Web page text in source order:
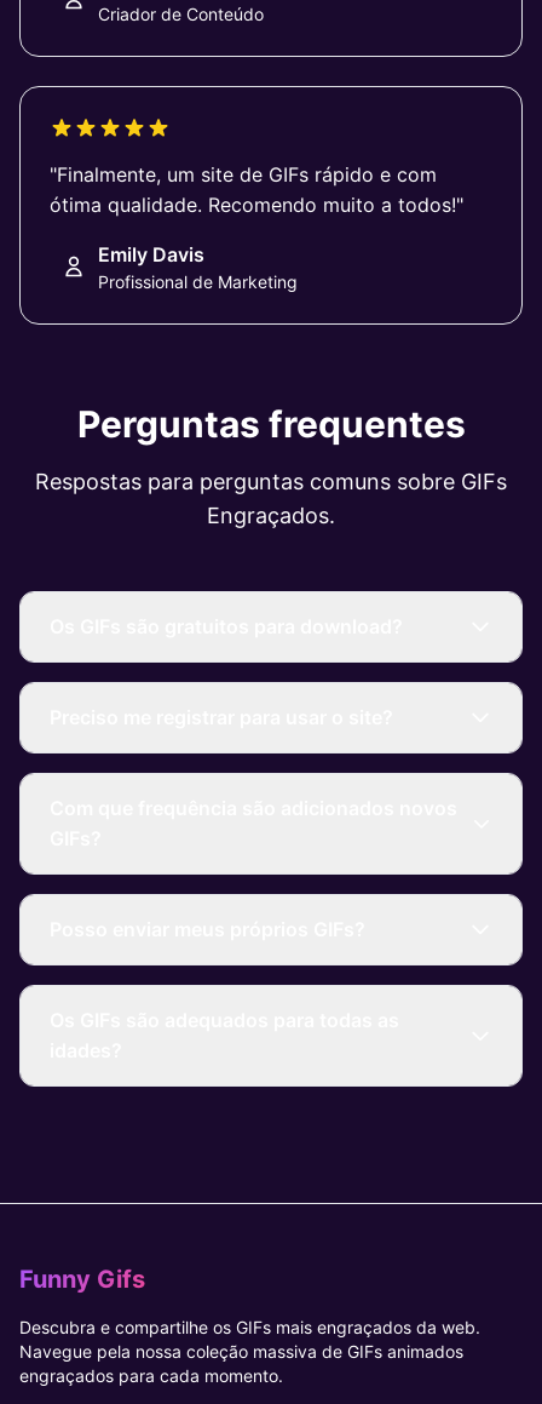
Criador de Conteúdo
"Finalmente, um site de GIFs rápido e com
ótima qualidade. Recomendo muito a todos!"
Emily Davis
Profissional de Marketing
Perguntas frequentes
Respostas para perguntas comuns sobre GIFs
Engraçados.
Funny Gifs
Descubra e compartilhe os GIFs mais engraçados da web.
Navegue pela nossa coleção massiva de GIFs animados
engraçados para cada momento.